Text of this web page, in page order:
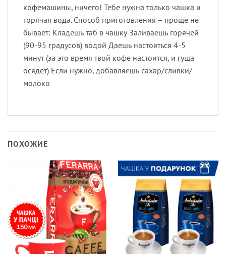
кофемашины, ничего! Тебе нужна только чашка и
горячая вода. Способ приготовления – проще не
бывает: Кладешь таб в чашку Заливаешь горячей
(90-95 градусов) водой Даешь настояться 4-5
минут (за это время твой кофе настоится, и гуща
осядет) Если нужно, добавляешь сахар/сливки/
молоко
ПОХОЖИЕ